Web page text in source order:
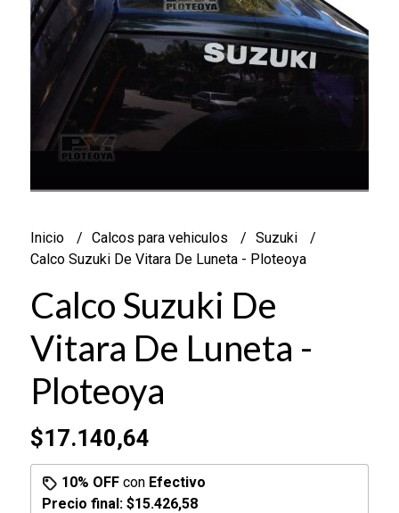
Inicio Calcos para vehiculos
Suzuki
Calco Suzuki De Vitara De Luneta - Ploteoya
Calco Suzuki De
Vitara De Luneta -
Ploteoya
$17.140,64
10% OFFcon Efectivo
Precio final: $15.426,58